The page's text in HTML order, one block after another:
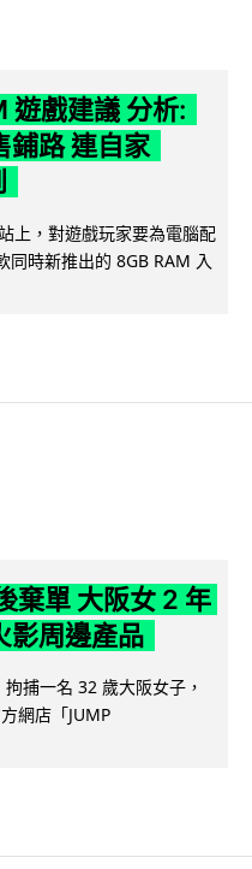
遊戲建議 分析:
路 連自家
上，對遊戲玩家要為電腦配
同時新推出的 8GB RAM 入
棄單 大阪女 2 年
影周邊產品
捕一名 32 歲大阪女子，
網店「JUMP